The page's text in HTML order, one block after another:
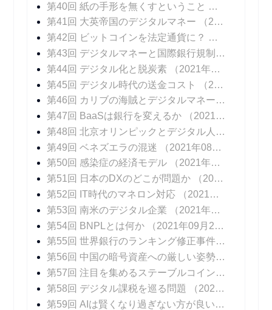
第40回 紙の手形を無くすということ
（2021年06
第41回 大英帝国のデジタルマネー
（2021年06月23日 掲載）
第42回 ビットコインを法定通貨に？
（2021年06
第43回 デジタルマネーと国際銀行規制
（2021年
第44回 デジタル化と脱炭素
（2021年07月14日 掲載）
第45回 デジタル時代の送金コスト
（2021年07月21日 掲載）
第46回 カリブの海賊とデジタルマネー
（2021年
第47回 BaaSは銀行を変えるか
（2021年08月04日 掲載）
第48回 北京オリンピックとデジタル人民元
第49回 ベネズエラの混迷
（2021年08月25日 掲載）
第50回 感染症の経済モデル
（2021年09月01日 掲載）
第51回 日本のDXのどこが問題か
（2021年09月08日 掲載）
第52回 IT時代のマネロン対応
（2021年09月15日 掲載）
第53回 南米のデジタル企業
（2021年09月22日 掲載）
第54回 BNPLとは何か
（2021年09月29日 掲載）
第55回 世界銀行のランキング修正事件
（2021年
第56回 中国の暗号資産への厳しい姿勢
（2021年
第57回 注目を集めるステーブルコイン
（2021年
第58回 デジタル課税を巡る問題
（2021年10月27日 掲載）
第59回 AIは賢くなり過ぎない方が良いのか？